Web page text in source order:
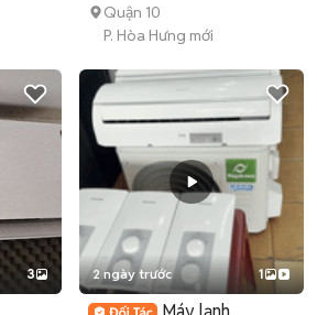
Quận 10
P. Hòa Hưng mới
3 2 ngày trước 1